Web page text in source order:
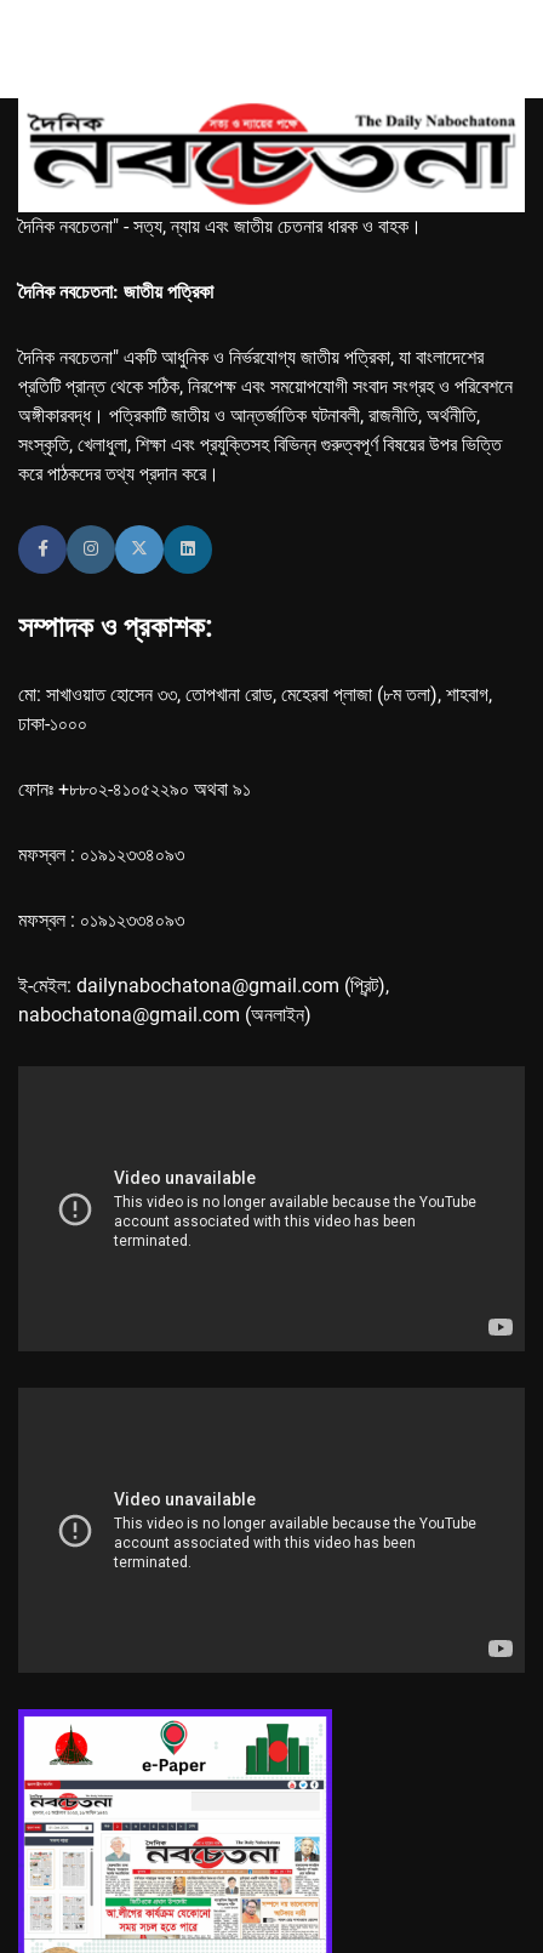
দৈনিক নবচেতনা" - সত্য, ন্যায় এবং জাতীয় চেতনার ধারক ও বাহক।
দৈনিক নবচেতনা: জাতীয় পত্রিকা
দৈনিক নবচেতনা" একটি আধুনিক ও নির্ভরযোগ্য জাতীয় পত্রিকা, যা বাংলাদেশের
প্রতিটি প্রান্ত থেকে সঠিক, নিরপেক্ষ এবং সময়োপযোগী সংবাদ সংগ্রহ ও পরিবেশনে
অঙ্গীকারবদ্ধ। পত্রিকাটি জাতীয় ও আন্তর্জাতিক ঘটনাবলী, রাজনীতি, অর্থনীতি,
সংস্কৃতি, খেলাধুলা, শিক্ষা এবং প্রযুক্তিসহ বিভিন্ন গুরুত্বপূর্ণ বিষয়ের উপর ভিত্তি
করে পাঠকদের তথ্য প্রদান করে।
সম্পাদক ও প্রকাশক:
মো: সাখাওয়াত হোসেন ৩৩, তোপখানা রোড, মেহেরবা প্লাজা (৮ম তলা), শাহবাগ,
ঢাকা-১০০০
ফোনঃ +৮৮০২-৪১০৫২২৯০ অথবা ৯১
মফস্বল : ০১৯১২৩৩৪০৯৩
মফস্বল : ০১৯১২৩৩৪০৯৩
ই-মেইল: dailynabochatona@gmail.com (প্রিন্ট),
nabochatona@gmail.com (অনলাইন)